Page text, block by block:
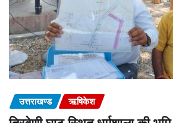
उत्तराखण्ड ऋषिकेश